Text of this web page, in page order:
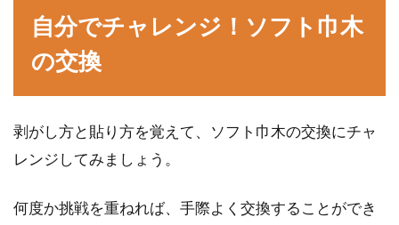
自分でチャレンジ！ソフト巾木
の交換
剥がし方と貼り方を覚えて、ソフト巾木の交換にチャ
レンジしてみましょう。
何度か挑戦を重ねれば、手際よく交換することができ